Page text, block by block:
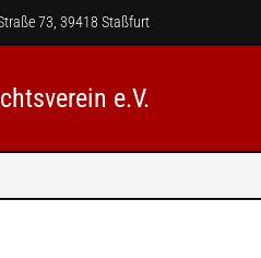
73, 39418 Staßfurt
e.V.